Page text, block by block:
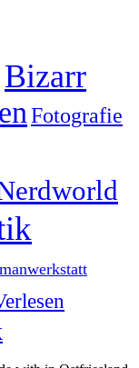
Bizarr
Fotografie